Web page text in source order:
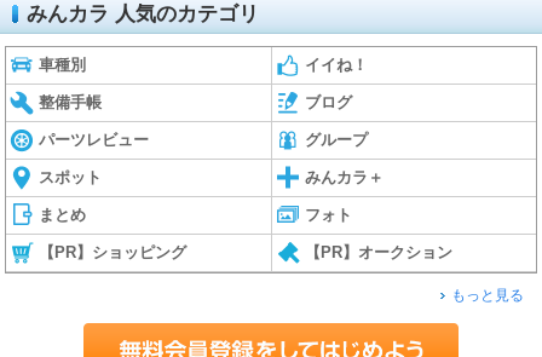
みんカラ 人気のカテゴリ
車種別 イイね！
整備手帳 ブログ
パーツレビュー グループ
スポット みんカラ＋
まとめ フォト
【PR】ショッピング 【PR】オークション
もっと見る